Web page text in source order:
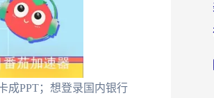
成PPT；想登录国内银行